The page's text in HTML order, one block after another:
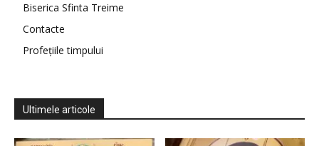
Biserica Sfinta Treime
Contacte
Profețiile timpului
Ultimele articole